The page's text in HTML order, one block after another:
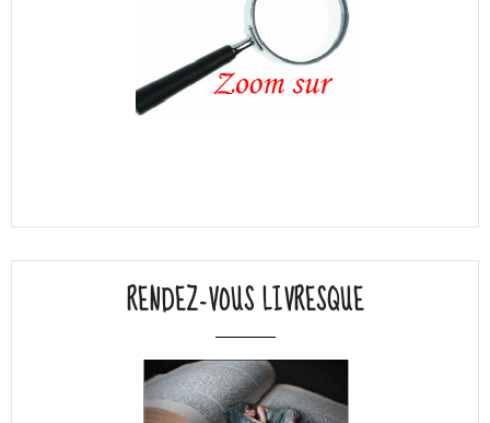
RENDEZ-VOUS LIVRESQUE